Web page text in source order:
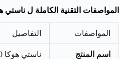
المواصفات التقنية الكاملة ل ناستي
المواصفات التفاصيل
اسم المنتج ناستي هوكا 15000 سحبة شيشة